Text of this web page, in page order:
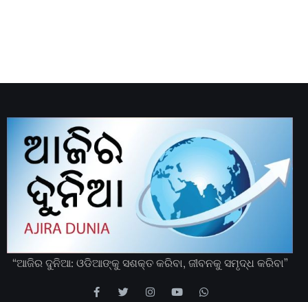
“ଆଜିର ଦୁନିଆ: ଓଡିଆଙ୍କୁ ସଶକ୍ତ କରିବା, ଜୀବନକୁ ସମୃଦ୍ଧ କରିବା”